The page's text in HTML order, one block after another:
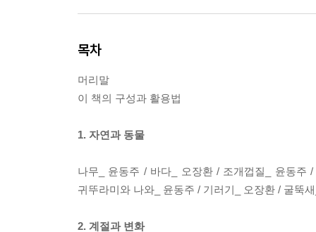
목차
머리말
이 책의 구성과 활용법
1. 자연과 동물
나무_ 윤동주 / 바다_ 오장환 / 조개껍질_ 윤동주
귀뚜라미와 나와_ 윤동주 / 기러기_ 오장환 / 굴뚝
2. 계절과 변화